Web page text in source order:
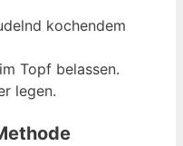
kochendem
Topf belassen.
legen.